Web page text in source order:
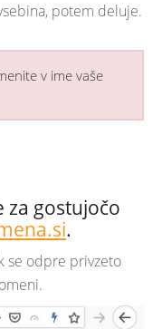
potem deluje.
v ime vaše
za gostujočo
.
se odpre privzeto